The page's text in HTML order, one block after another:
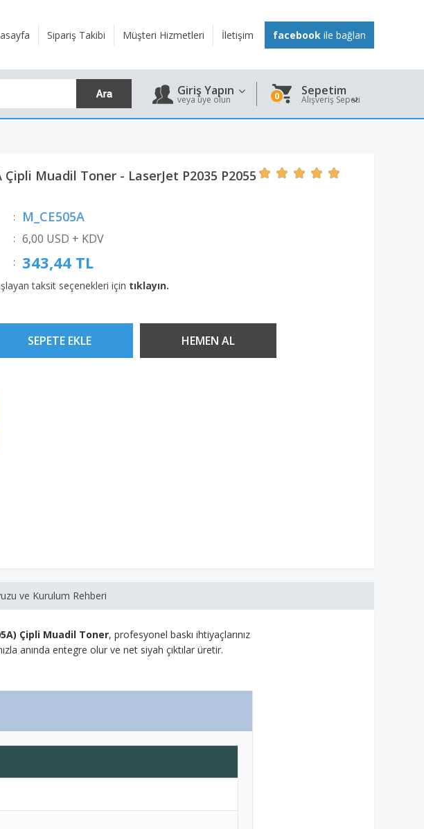
Sipariş Takibi Müşteri Hizmetleri İletişim facebook ile bağlan
Giriş Yapın
veya üye olun 0 Sepetim
Alışveriş Sepeti
Çipli Muadil Toner - LaserJet P2035 P2055
: M_CE505A
: 6,00 USD + KDV
: 343,44 TL
taksit seçenekleri için tıklayın.
ve Kurulum Rehberi
Çipli Muadil Toner, profesyonel baskı ihtiyaçlarınız
anında entegre olur ve net siyah çıktılar üretir.